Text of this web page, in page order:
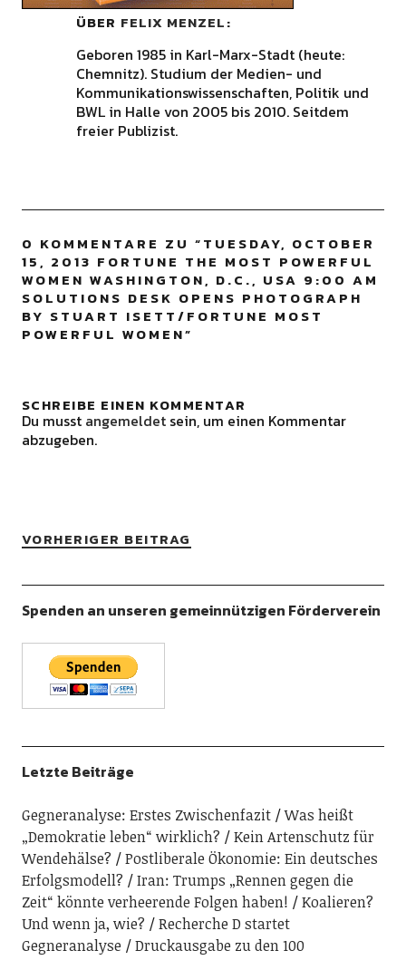
ÜBER FELIX MENZEL
Geboren 1985 in Karl-Marx-Stadt (heute:
Chemnitz). Studium der Medien- und
Kommunikationswissenschaften, Politik und
BWL in Halle von 2005 bis 2010. Seitdem
freier Publizist.
0 KOMMENTARE ZU “TUESDAY, OCTOBER
15, 2013 FORTUNE THE MOST POWERFUL
WOMEN WASHINGTON, D.C., USA 9:00 AM
SOLUTIONS DESK OPENS PHOTOGRAPH
BY STUART ISETT/FORTUNE MOST
POWERFUL WOMEN”
SCHREIBE EINEN KOMMENTAR
Du musst angemeldetsein, um einen Kommentar
abzugeben.
VORHERIGER BEITRAG
Spenden an unseren gemeinnützigen Förderverein
Letzte Beiträge
Gegneranalyse: Erstes Zwischenfazit
Was heißt
„Demokratie leben“ wirklich?
Kein Artenschutz für
Wendehälse?
Postliberale Ökonomie: Ein deutsches
Erfolgsmodell?
Iran: Trumps „Rennen gegen die
Zeit“ könnte verheerende Folgen haben!
Koalieren?
Und wenn ja, wie?
Recherche D startet
Gegneranalyse
Druckausgabe zu den 100